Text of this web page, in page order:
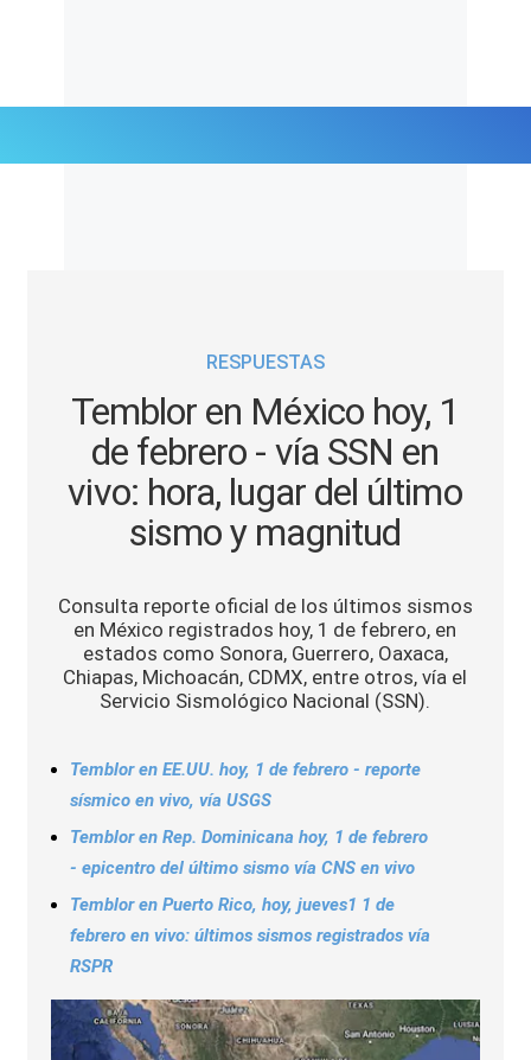
Tendencias Mix
RESPUESTAS
Temblor en México hoy, 1
de febrero - vía SSN en
vivo: hora, lugar del último
sismo y magnitud
Consulta reporte oficial de los últimos sismos
en México registrados hoy, 1 de febrero, en
estados como Sonora, Guerrero, Oaxaca,
Chiapas, Michoacán, CDMX, entre otros, vía el
Servicio Sismológico Nacional (SSN).
Temblor en EE.UU. hoy, 1 de febrero - reporte
sísmico en vivo, vía USGS
Temblor en Rep. Dominicana hoy, 1 de febrero
- epicentro del último sismo vía CNS en vivo
Temblor en Puerto Rico, hoy, jueves1 1 de
febrero en vivo: últimos sismos registrados vía
RSPR